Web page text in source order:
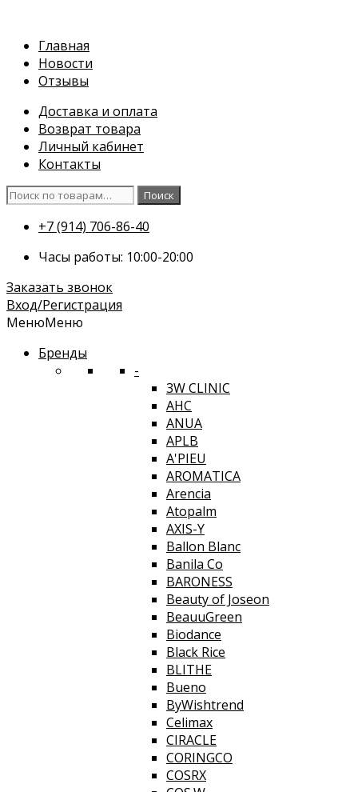
содержимому
Главная
Новости
Отзывы
Доставка и оплата
Возврат товара
Личный кабинет
Контакты
Искать:
Поиск
+7 (914) 706-86-40
Часы работы: 10:00-20:00
Заказать звонок
Вход/Регистрация
МенюМеню
Бренды
-
3W CLINIC
AHC
ANUA
APLB
A'PIEU
AROMATICA
Arencia
Atopalm
AXIS-Y
Ballon Blanc
Banila Co
BARONESS
Beauty of Joseon
BeauuGreen
Biodance
Black Rice
BLITHE
Bueno
ByWishtrend
Celimax
CIRACLE
CORINGCO
COSRX